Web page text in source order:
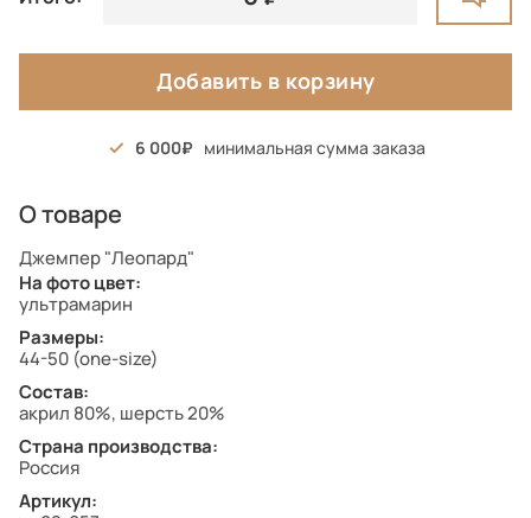
Добавить в корзину
6 000 минимальная сумма заказа
О товаре
Джемпер "Леопард"
На фото цвет:
ультрамарин
Размеры:
44-50 (one-size)
Состав:
акрил 80%, шерсть 20%
Страна производства:
Россия
Артикул: